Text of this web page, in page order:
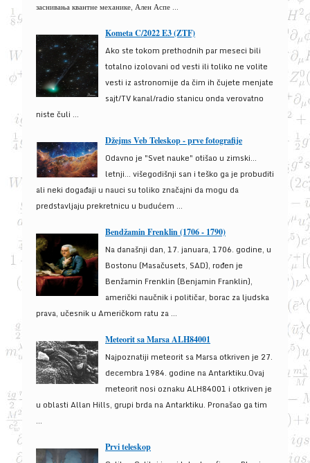
заснивања квантне механике, Ален Аспе ...
Kometa C/2022 E3 (ZTF)
Ako ste tokom prethodnih par meseci bili
totalno izolovani od vesti ili toliko ne volite
vesti iz astronomije da čim ih čujete menjate
sajt/TV kanal/radio stanicu onda verovatno
niste čuli ...
Džejms Veb Teleskop - prve fotografije
Odavno je "Svet nauke" otišao u zimski...
letnji... višegodišnji san i teško ga je probuditi
ali neki događaji u nauci su toliko značajni da mogu da
predstavljaju prekretnicu u budućem ...
Bendžamin Frenklin (1706 - 1790)
Na današnji dan, 17. januara, 1706. godine, u
Bostonu (Masačusets, SAD), rođen je
Benžamin Frenklin (Benjamin Franklin),
američki naučnik i političar, borac za ljudska
prava, učesnik u Američkom ratu za ...
Meteorit sa Marsa ALH84001
Najpoznatiji meteorit sa Marsa otkriven je 27.
decembra 1984. godine na Antarktiku.Ovaj
meteorit nosi oznaku ALH84001 i otkriven je
u oblasti Allan Hills, grupi brda na Antarktiku. Pronašao ga tim
...
Prvi teleskop